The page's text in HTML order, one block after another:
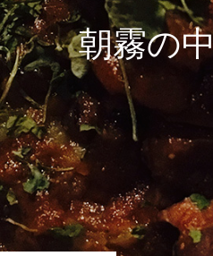
朝霧の